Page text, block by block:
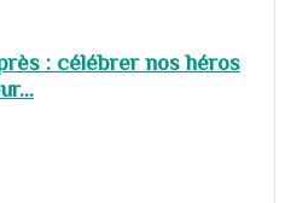
: célébrer nos héros